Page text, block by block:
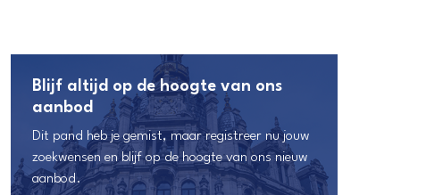
Blijf altijd op de hoogte van ons
aanbod
Dit pand heb je gemist, maar registreer nu jouw
zoekwensen en blijf op de hoogte van ons nieuw
aanbod.